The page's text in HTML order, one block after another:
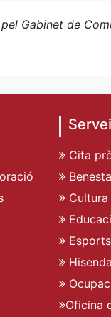
Gabinet de
Cita
Cultura
Esports
Hisenda
Oficina